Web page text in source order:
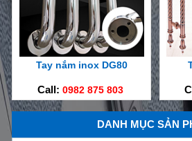
Tay nắm inox DG80
Call: 0982 875 803
DANH MỤC SẢN